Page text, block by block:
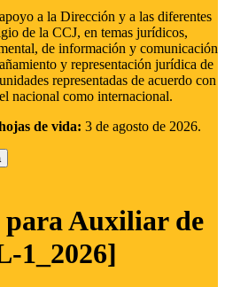
a la Dirección y a las diferentes
de la CCJ, en temas jurídicos,
de información y comunicación
y representación jurídica de
representadas de acuerdo con
nacional como internacional.
de vida: 3 de agosto de 2026.
Auxiliar de
1_2026]